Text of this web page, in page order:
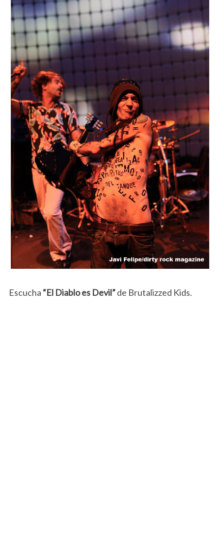
Escucha “El Diablo es Devil”de Brutalizzed Kids.